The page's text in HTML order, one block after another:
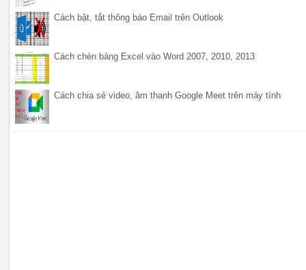
Cách bật, tắt thông báo Email trên Outlook
Cách chèn bảng Excel vào Word 2007, 2010, 2013
Cách chia sẻ video, âm thanh Google Meet trên máy tính